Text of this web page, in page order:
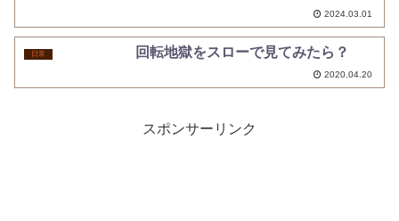
2024.03.01
日常 回転地獄をスローで見てみたら？
2020.04.20
スポンサーリンク